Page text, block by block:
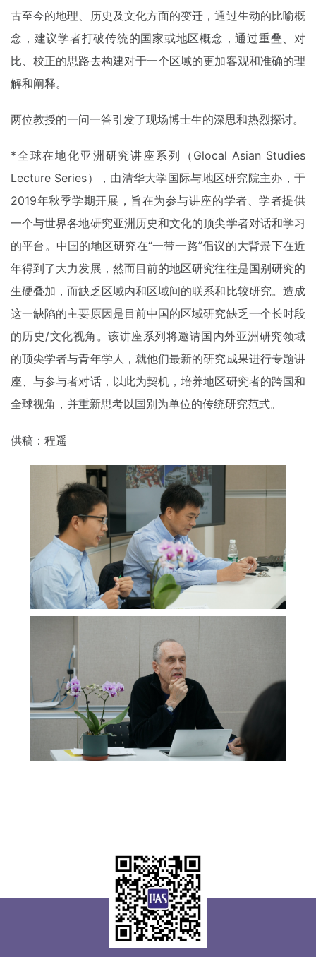
古至今的地理、历史及文化方面的变迁，通过生动的比喻概
念，建议学者打破传统的国家或地区概念，通过重叠、对
比、校正的思路去构建对于一个区域的更加客观和准确的理
解和阐释。
两位教授的一问一答引发了现场博士生的深思和热烈探讨。
*全球在地化亚洲研究讲座系列（Glocal Asian Studies
Lecture Series），由清华大学国际与地区研究院主办，于
2019年秋季学期开展，旨在为参与讲座的学者、学者提供
一个与世界各地研究亚洲历史和文化的顶尖学者对话和学习
的平台。中国的地区研究在“一带一路”倡议的大背景下在近
年得到了大力发展，然而目前的地区研究往往是国别研究的
生硬叠加，而缺乏区域内和区域间的联系和比较研究。造成
这一缺陷的主要原因是目前中国的区域研究缺乏一个长时段
的历史/文化视角。该讲座系列将邀请国内外亚洲研究领域
的顶尖学者与青年学人，就他们最新的研究成果进行专题讲
座、与参与者对话，以此为契机，培养地区研究者的跨国和
全球视角，并重新思考以国别为单位的传统研究范式。
供稿：程遥